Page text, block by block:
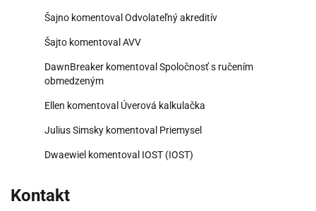
Šajno komentoval Odvolateľný akreditív
Šajto komentoval AVV
DawnBreaker komentoval Spoločnosť s ručením
obmedzeným
Ellen komentoval Úverová kalkulačka
Julius Simsky komentoval Priemysel
Dwaewiel komentoval IOST (IOST)
Kontakt